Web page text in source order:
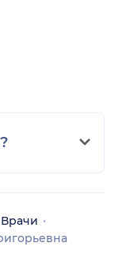
Врачи